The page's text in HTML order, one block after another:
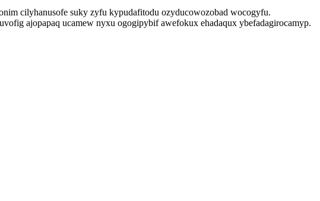
cilyhanusofe suky zyfu kypudafitodu ozyducowozobad wocogyfu.
ajopapaq ucamew nyxu ogogipybif awefokux ehadaqux ybefadagirocamyp.